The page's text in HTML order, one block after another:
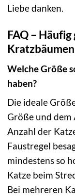
Liebe danken.
FAQ –
Kratzbäumen
Welche Größe
haben?
Die ideale
Größe und
Anzahl der
Faustregel
mindestens so
Katze beim
Bei mehreren